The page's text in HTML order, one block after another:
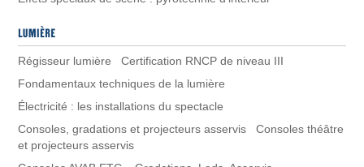
Régisseur lumière Certification RNCP de niveau III
Fondamentaux techniques de la lumière
Électricité : les installations du spectacle
Consoles, gradations et projecteurs asservis Consoles théâtre
et projecteurs asservis